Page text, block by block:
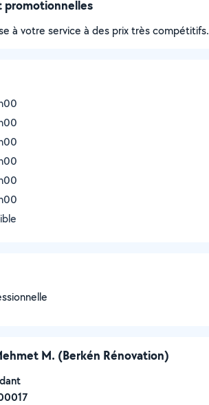
promotionnelles
à votre service à des prix très compétitifs.
M. (Berkén Rénovation)